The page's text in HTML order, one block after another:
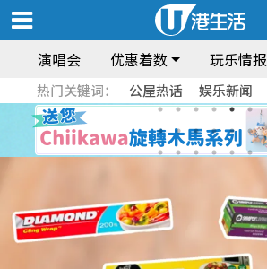
演唱会 优惠着数 玩乐情报
热门关键词： 公屋热话 娱乐新闻